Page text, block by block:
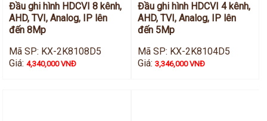
Đầu ghi hình HDCVI 8 kênh,
AHD, TVI, Analog, IP lên
đến 8Mp
Mã SP: KX-2K8108D5
Giá:4,340,000 VNĐ
Đầu ghi hình HDCVI 4 kênh,
AHD, TVI, Analog, IP lên
đến 5Mp
Mã SP: KX-2K8104D5
Giá: 3,346,000 VNĐ